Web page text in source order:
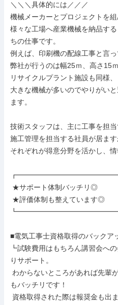
＼＼＼具体的には／／／
機械メーカーとプロジェクトを組
様々な工場へ産業機械を納品す
ちの仕事です。
例えば、印刷機の配線工事と言っ
弊社が行うのは幅25ｍ、高さ15
リサイクルプラント施設も同様、
大きな機械が多いのでやりがい
ます。
技術スタッフは、主に工事を担当
施工管理を担当する社員が居ます
それぞれが得意分野を活かし、
■電気工事士資格取得のバックア
┗試験費用はもちろん講習会へ
りサポート。
もバッチリです！